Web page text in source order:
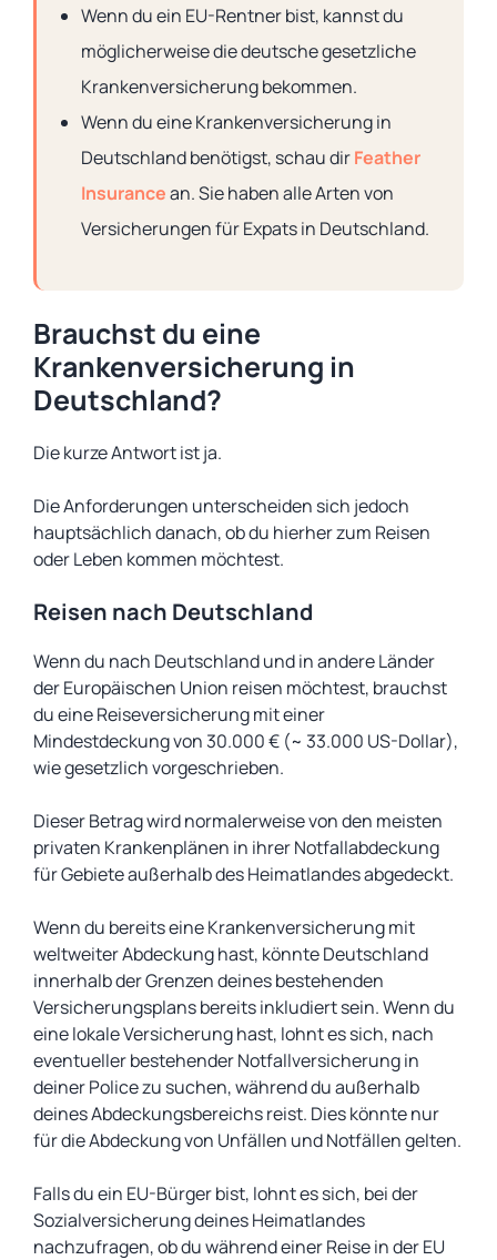
Wenn du ein EU-Rentner bist, kannst du
möglicherweise die deutsche gesetzliche
Krankenversicherung bekommen.
Wenn du eine Krankenversicherung in
Deutschland benötigst, schau dirFeather
Insurancean. Sie haben alle Arten von
Versicherungen für Expats in Deutschland.
Brauchst du eine
Krankenversicherung in
Deutschland?
Die kurze Antwort ist ja.
Die Anforderungen unterscheiden sich jedoch
hauptsächlich danach, ob du hierher zum Reisen
oder Leben kommen möchtest.
Reisen nach Deutschland
Wenn du nach Deutschland und in andere Länder
der Europäischen Union reisen möchtest, brauchst
du eine Reiseversicherung mit einer
Mindestdeckung von 30.000 € (~ 33.000 US-Dollar),
wie gesetzlich vorgeschrieben.
Dieser Betrag wird normalerweise von den meisten
privaten Krankenplänen in ihrer Notfallabdeckung
für Gebiete außerhalb des Heimatlandes abgedeckt.
Wenn du bereits eine Krankenversicherung mit
weltweiter Abdeckung hast, könnte Deutschland
innerhalb der Grenzen deines bestehenden
Versicherungsplans bereits inkludiert sein. Wenn du
eine lokale Versicherung hast, lohnt es sich, nach
eventueller bestehender Notfallversicherung in
deiner Police zu suchen, während du außerhalb
deines Abdeckungsbereichs reist. Dies könnte nur
für die Abdeckung von Unfällen und Notfällen gelten.
Falls du ein EU-Bürger bist, lohnt es sich, bei der
Sozialversicherung deines Heimatlandes
nachzufragen, ob du während einer Reise in der EU